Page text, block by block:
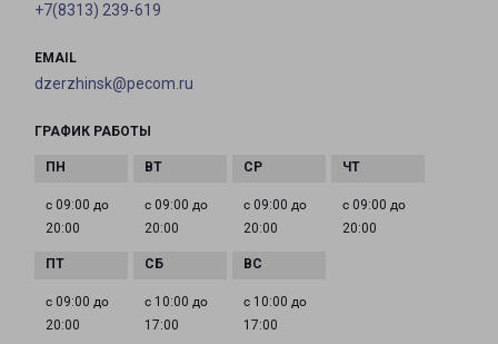
+7(8313) 239-619
EMAIL
dzerzhinsk@pecom.ru
ГРАФИК РАБОТЫ
с 09:00 до
20:00
с 09:00 до
20:00
с 09:00 до
20:00
с 09:00 до
20:00
с 09:00 до
20:00
с 10:00 до
17:00
с 10:00 до
17:00